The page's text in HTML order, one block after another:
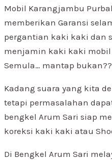
Mobil Karangjambu
memberikan Garansi
pergantian kaki kaki dan
menjamin kaki kaki mobil
Semula… mantap
Kadang suara yang kita
tetapi permasalahan
bengkel Arum Sari siap
koreksi kaki kaki atau
Di Bengkel Arum Sari